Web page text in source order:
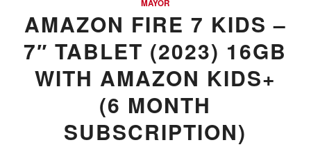
MAYOR
AMAZON FIRE 7 KIDS –
7″ TABLET (2023) 16GB
WITH AMAZON KIDS+
(6 MONTH
SUBSCRIPTION)